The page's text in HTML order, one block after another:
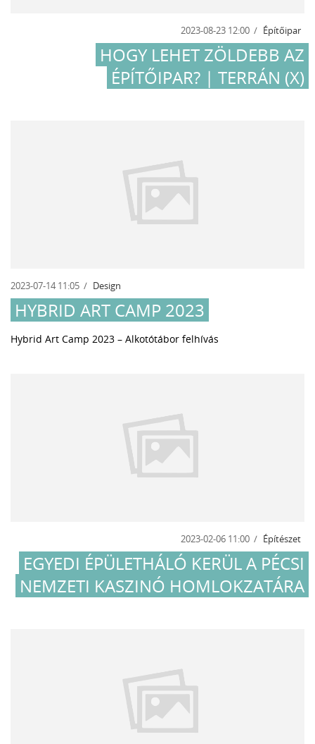
2023-08-23 12:00 Építőipar
HOGY LEHET ZÖLDEBB AZ
ÉPÍTŐIPAR? | TERRÁN (X)
2023-07-14 11:05 Design
HYBRID ART CAMP 2023
Hybrid Art Camp 2023 – Alkotótábor felhívás
2023-02-06 11:00 Építészet
EGYEDI ÉPÜLETHÁLÓ KERÜL A PÉCSI
NEMZETI KASZINÓ HOMLOKZATÁRA